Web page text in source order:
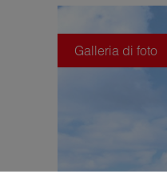
Galleria di foto